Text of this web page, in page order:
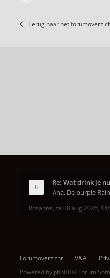
Terug naar het
Re: Wat drink je
Rosanne, za 08 aug 2026,
Forumoverzicht V&A
Powered by phpBB® Forum